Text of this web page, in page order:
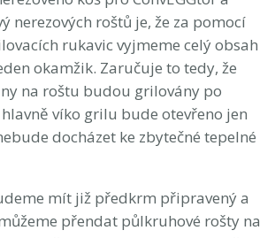
nerezových roštů je, že za pomocí
rukavic vyjmeme celý obsah
okamžik. Zaručuje to tedy, že
na roštu budou grilovány po
víko grilu bude otevřeno jen
docházet ke zbytečné tepelné
mít již předkrm připravený a
přendat půlkruhové rošty na